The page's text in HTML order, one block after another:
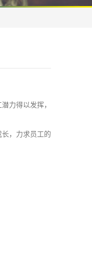
力得以发挥，
，力求员工的